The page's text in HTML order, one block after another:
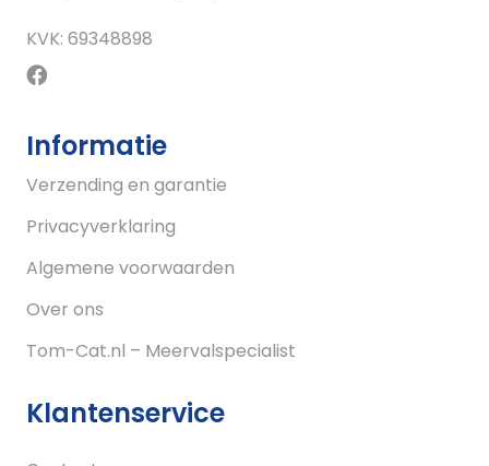
KVK: 69348898
Informatie
Verzending en garantie
Privacyverklaring
Algemene voorwaarden
Over ons
Tom-Cat.nl – Meervalspecialist
Klantenservice